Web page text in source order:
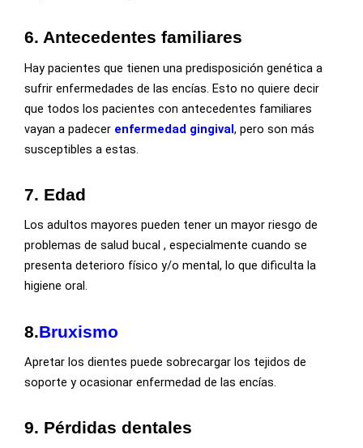
6. Antecedentes familiares
Hay pacientes que tienen una predisposición genética a
sufrir enfermedades de las encías. Esto no quiere decir
que todos los pacientes con antecedentes familiares
vayan a padecer enfermedad gingival, pero son más
susceptibles a estas.
7. Edad
Los adultos mayores pueden tener un mayor riesgo de
problemas de salud bucal , especialmente cuando se
presenta deterioro físico y/o mental, lo que dificulta la
higiene oral.
8.Bruxismo
Apretar los dientes puede sobrecargar los tejidos de
soporte y ocasionar enfermedad de las encías.
9. Pérdidas dentales